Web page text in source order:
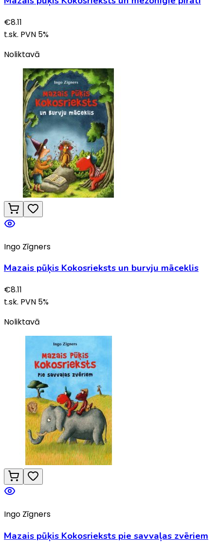
€8.11
t.sk. PVN 5%
Noliktavā
Ingo Zīgners
Mazais pūķis Kokosrieksts un burvju māceklis
€8.11
t.sk. PVN 5%
Noliktavā
Ingo Zīgners
Mazais pūķis Kokosrieksts pie savvaļas zvēriem